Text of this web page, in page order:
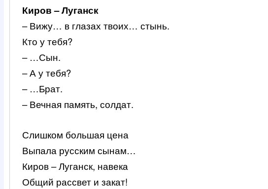
Киров – Луганск
– Вижу… в глазах твоих… стынь.
Кто у тебя?
– …Сын.
– А у тебя?
– …Брат.
– Вечная память, солдат.
Слишком большая цена
Выпала русским сынам…
Киров – Луганск, навека
Общий рассвет и закат!